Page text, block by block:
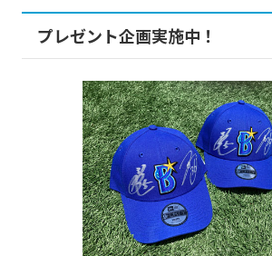
プレゼント企画実施中！